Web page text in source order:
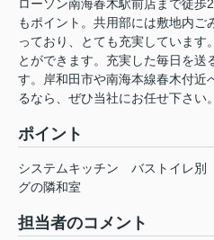
ローソン南海春木駅前店まで徒歩
もポイント。共用部には敷地内
っており、とても充実しています
とができます。充実した毎日を送
す。岸和田市や南海本線春木付近
るなら、ぜひ当社にお任せ下さい。
ポイント
システムキッチン バストイレ別
グの隣和室
担当者のコメント